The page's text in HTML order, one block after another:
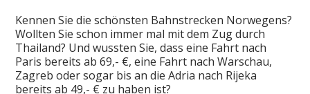
Kennen Sie die schönsten Bahnstrecken Norwegens?
Wollten Sie schon immer mal mit dem Zug durch
Thailand? Und wussten Sie, dass eine Fahrt nach
Paris bereits ab 69,- €, eine Fahrt nach Warschau,
Zagreb oder sogar bis an die Adria nach Rijeka
bereits ab 49,- € zu haben ist?